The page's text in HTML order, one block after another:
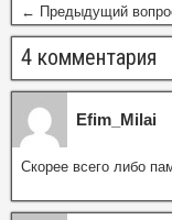
← Предыдущий
4 комментария
Efim_Milai
Скорее всего либо